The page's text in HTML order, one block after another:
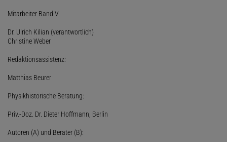
Mitarbeiter Band V
Dr. Ulrich Kilian (verantwortlich)
Christine Weber
Redaktionsassistenz:
Matthias Beurer
Physikhistorische Beratung:
Priv.-Doz. Dr. Dieter Hoffmann, Berlin
Autoren (A) und Berater (B):